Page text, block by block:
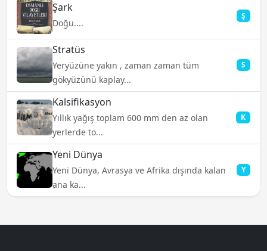
Şark
Doğu....
Ş
Stratüs
Yeryüzüne yakın , zaman zaman tüm
gökyüzünü kaplay...
S
Kalsifikasyon
Yıllık yağış toplam 600 mm den az olan
yerlerde to...
K
Yeni Dünya
Yeni Dünya, Avrasya ve Afrika dışında kalan
ana ka...
Y